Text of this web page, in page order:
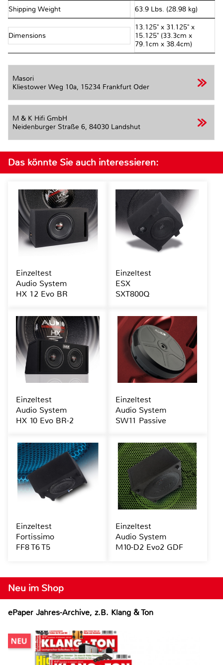
Shipping Weight 63.9 Lbs. (28.98 kg)
Dimensions
13.125" x 31.125" x
15.125" (33.3cm x
79.1cm x 38.4cm)
Masori
Kliestower Weg 10a, 15234 Frankfurt Oder
M & K Hifi GmbH
Neidenburger Straße 6, 84030 Landshut
Neu im Shop
ePaper Jahres-Archive, z.B. Klang & Ton
Das könnte Sie auch interessieren:
Einzeltest
Audio System
HX 12 Evo BR
Einzeltest
ESX
SXT800Q
Einzeltest
Audio System
HX 10 Evo BR-2
Einzeltest
Audio System
SW11 Passive
Einzeltest
Fortissimo
FF8 T6 T5
Einzeltest
Audio System
M10-D2 Evo2 GDF